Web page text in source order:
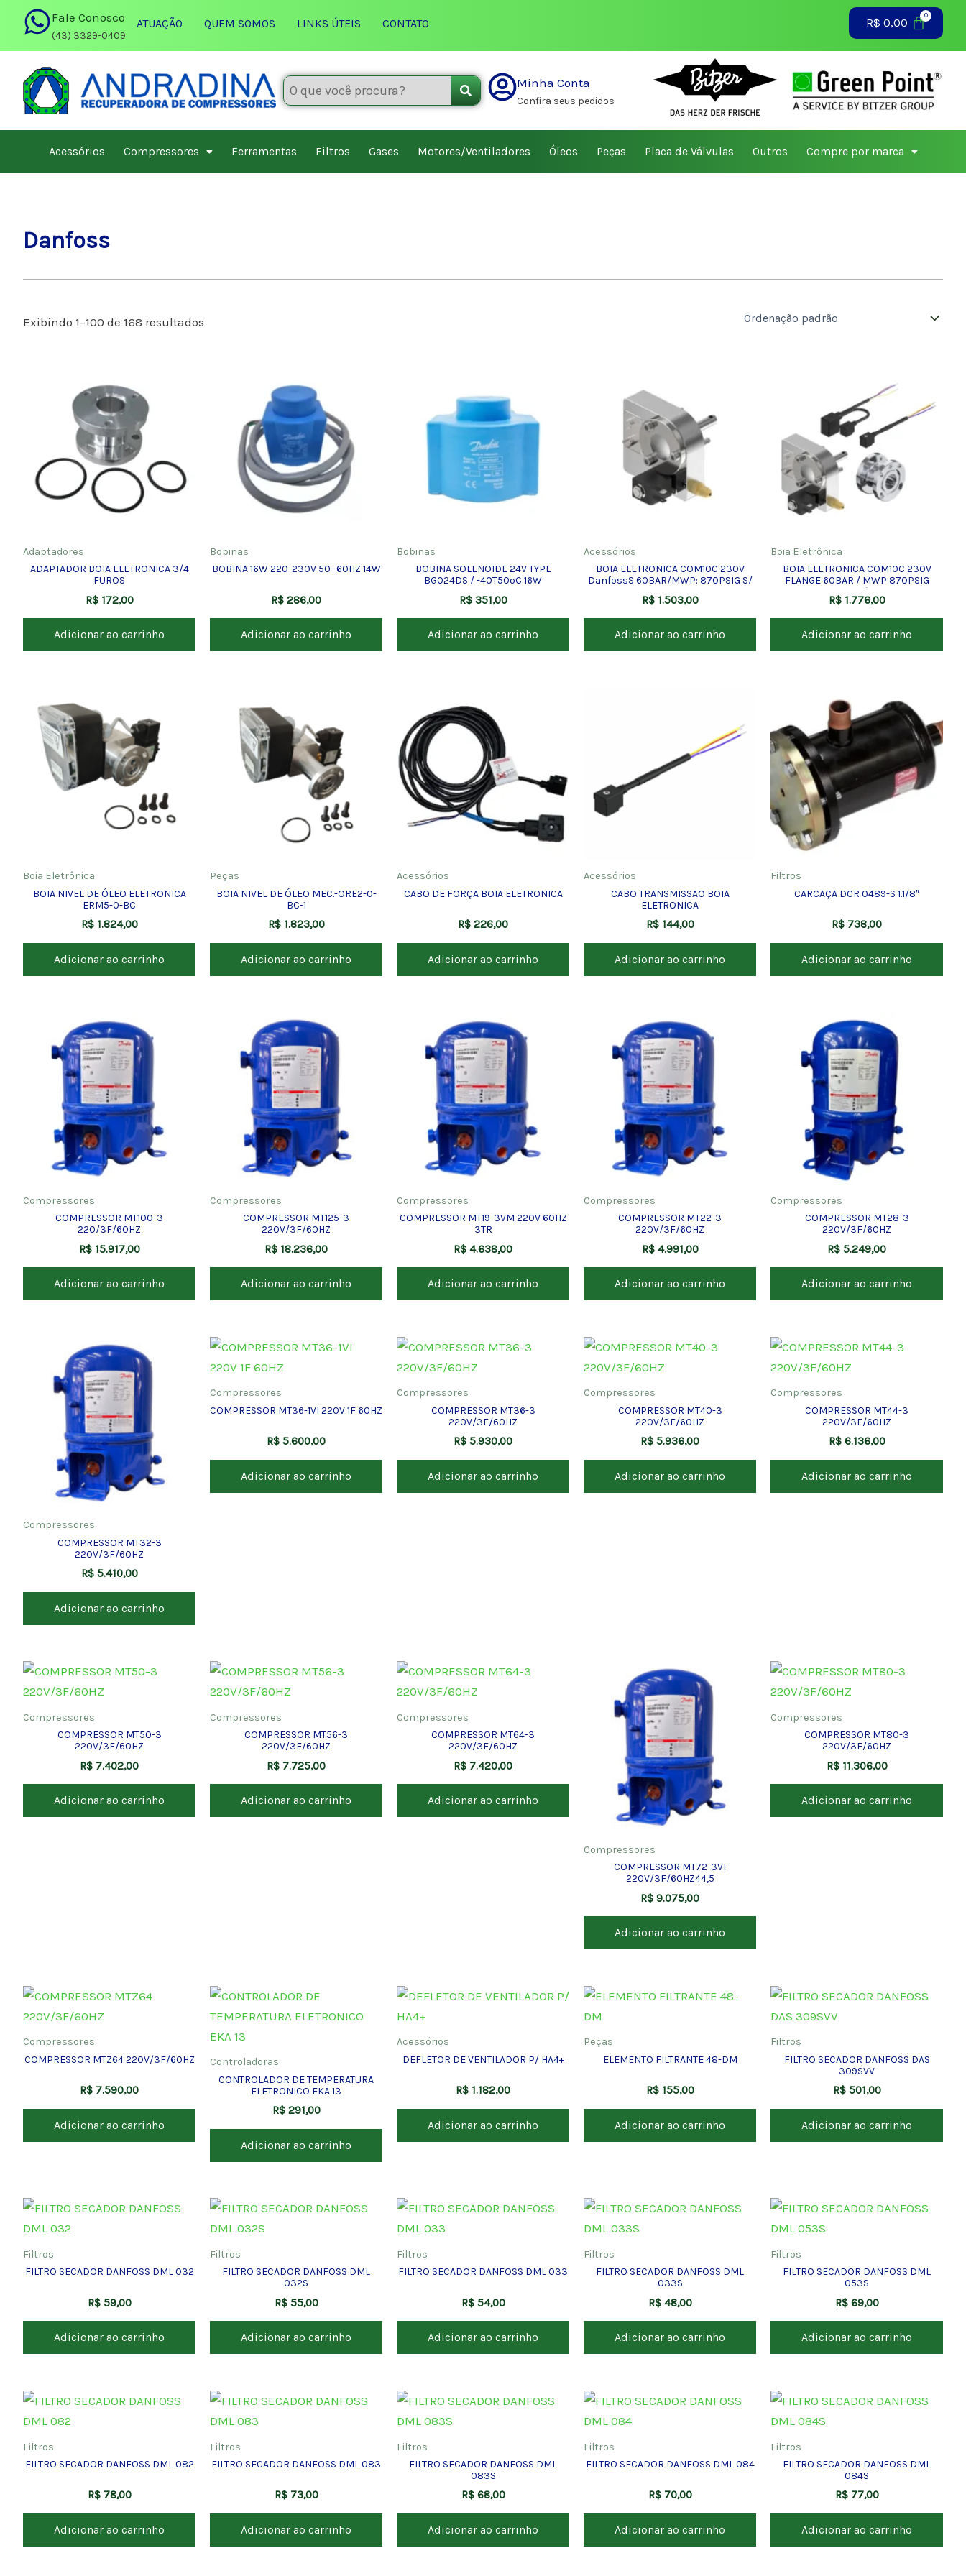
para
o
conteúdo
Fale Conosco
(43) 3329-0409
ATUAÇÃO QUEM SOMOS LINKS ÚTEIS CONTATO R$ 0,00
Minha Conta
Confira seus pedidos
Acessórios Compressores Ferramentas Filtros Gases Motores/Ventiladores Óleos Peças Placa de Válvulas Outros Compre por marca
Danfoss
Exibindo 1–100 de 168 resultados
Adaptadores
ADAPTADOR BOIA ELETRONICA 3/4
FUROS
R$172,00
Adicionar ao carrinho
Bobinas
BOBINA 16W 220-230V 50- 60HZ 14W
R$ 286,00
Adicionar ao carrinho
Bobinas
BOBINA SOLENOIDE 24V TYPE
BG024DS / -40T50ºC 16W
R$351,00
Adicionar ao carrinho
Acessórios
BOIA ELETRONICA COM10C 230V
DanfossS 60BAR/MWP: 870PSIG S/
R$1.503,00
Adicionar ao carrinho
Boia Eletrônica
BOIA ELETRONICA COM10C 230V
FLANGE 60BAR / MWP:870PSIG
COMPLETA C/ CABOS E
ADAPTADORES
R$1.776,00
Adicionar ao carrinho
Boia Eletrônica
BOIA NIVEL DE ÓLEO ELETRONICA
ERM5-0-BC
R$1.824,00
Adicionar ao carrinho
Peças
BOIA NIVEL DE ÓLEO MEC.-ORE2-0-
BC-1
R$1.823,00
Adicionar ao carrinho
Acessórios
CABO DE FORÇA BOIA ELETRONICA
R$ 226,00
Adicionar ao carrinho
Acessórios
CABO TRANSMISSAO BOIA
ELETRONICA
R$144,00
Adicionar ao carrinho
Filtros
CARCAÇA DCR 0489-S 1.1/8″
R$ 738,00
Adicionar ao carrinho
Compressores
COMPRESSOR MT100-3
220/3F/60HZ
R$15.917,00
Adicionar ao carrinho
Compressores
COMPRESSOR MT125-3
220V/3F/60HZ
R$ 18.236,00
Adicionar ao carrinho
Compressores
COMPRESSOR MT19-3VM 220V 60HZ
3TR
R$ 4.638,00
Adicionar ao carrinho
Compressores
COMPRESSOR MT22-3
220V/3F/60HZ
R$4.991,00
Adicionar ao carrinho
Compressores
COMPRESSOR MT28-3
220V/3F/60HZ
R$ 5.249,00
Adicionar ao carrinho
Compressores
COMPRESSOR MT32-3
220V/3F/60HZ
R$5.410,00
Adicionar ao carrinho
Compressores
COMPRESSOR MT36-1VI 220V 1F 60HZ
R$ 5.600,00
Adicionar ao carrinho
Compressores
COMPRESSOR MT36-3
220V/3F/60HZ
R$ 5.930,00
Adicionar ao carrinho
Compressores
COMPRESSOR MT40-3
220V/3F/60HZ
R$ 5.936,00
Adicionar ao carrinho
Compressores
COMPRESSOR MT44-3
220V/3F/60HZ
R$6.136,00
Adicionar ao carrinho
Compressores
COMPRESSOR MT50-3
220V/3F/60HZ
R$ 7.402,00
Adicionar ao carrinho
Compressores
COMPRESSOR MT56-3
220V/3F/60HZ
R$ 7.725,00
Adicionar ao carrinho
Compressores
COMPRESSOR MT64-3
220V/3F/60HZ
R$ 7.420,00
Adicionar ao carrinho
Compressores
COMPRESSOR MT72-3VI
220V/3F/60HZ44,5
R$ 9.075,00
Adicionar ao carrinho
Compressores
COMPRESSOR MT80-3
220V/3F/60HZ
R$11.306,00
Adicionar ao carrinho
Compressores
COMPRESSOR MTZ64 220V/3F/60HZ
R$ 7.590,00
Adicionar ao carrinho
Controladoras
CONTROLADOR DE TEMPERATURA
ELETRONICO EKA 13
R$291,00
Adicionar ao carrinho
Acessórios
DEFLETOR DE VENTILADOR P/ HA4+
R$ 1.182,00
Adicionar ao carrinho
Peças
ELEMENTO FILTRANTE 48-DM
R$155,00
Adicionar ao carrinho
Filtros
FILTRO SECADOR DANFOSS DAS
309SVV
R$501,00
Adicionar ao carrinho
Filtros
FILTRO SECADOR DANFOSS DML 032
R$59,00
Adicionar ao carrinho
Filtros
FILTRO SECADOR DANFOSS DML
032S
R$55,00
Adicionar ao carrinho
Filtros
FILTRO SECADOR DANFOSS DML 033
R$54,00
Adicionar ao carrinho
Filtros
FILTRO SECADOR DANFOSS DML
033S
R$48,00
Adicionar ao carrinho
Filtros
FILTRO SECADOR DANFOSS DML
053S
R$69,00
Adicionar ao carrinho
Filtros
FILTRO SECADOR DANFOSS DML 082
R$78,00
Adicionar ao carrinho
Filtros
FILTRO SECADOR DANFOSS DML 083
R$73,00
Adicionar ao carrinho
Filtros
FILTRO SECADOR DANFOSS DML
083S
R$68,00
Adicionar ao carrinho
Filtros
FILTRO SECADOR DANFOSS DML 084
R$70,00
Adicionar ao carrinho
Filtros
FILTRO SECADOR DANFOSS DML
084S
R$77,00
Adicionar ao carrinho